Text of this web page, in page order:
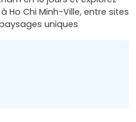
Ho Chi Minh-Ville, entre sites
uniques